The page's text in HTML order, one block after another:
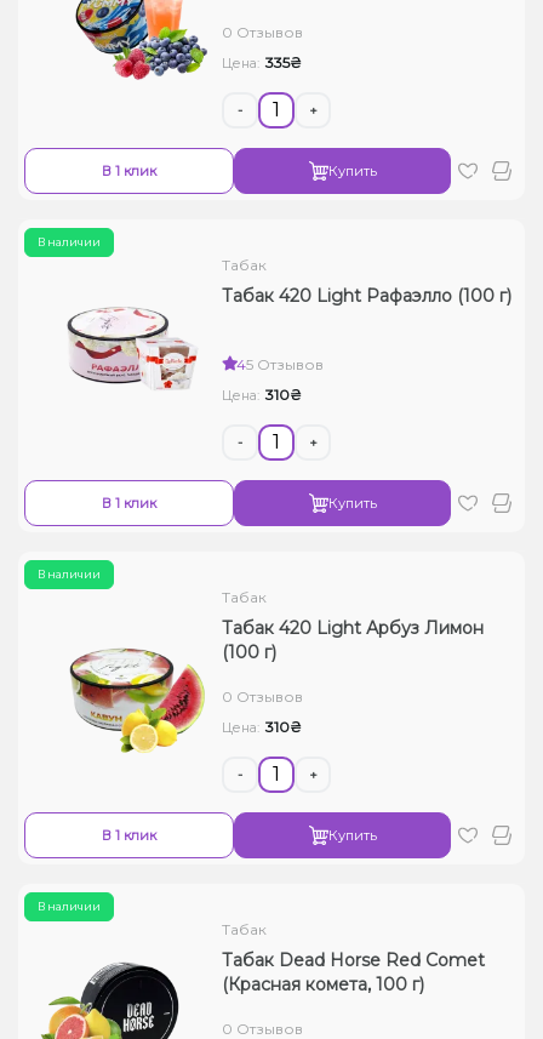
0 Отзывов
Цена: 335₴
- +
В 1 клик Купить
В наличии
Табак
Табак 420 Light Рафаэлло (100 г)
45 Отзывов
Цена: 310₴
- +
В 1 клик Купить
В наличии
Табак
Табак 420 Light Арбуз Лимон
(100 г)
0 Отзывов
Цена: 310₴
- +
В 1 клик Купить
В наличии
Табак
Табак Dead Horse Red Comet
(Красная комета, 100 г)
0 Отзывов